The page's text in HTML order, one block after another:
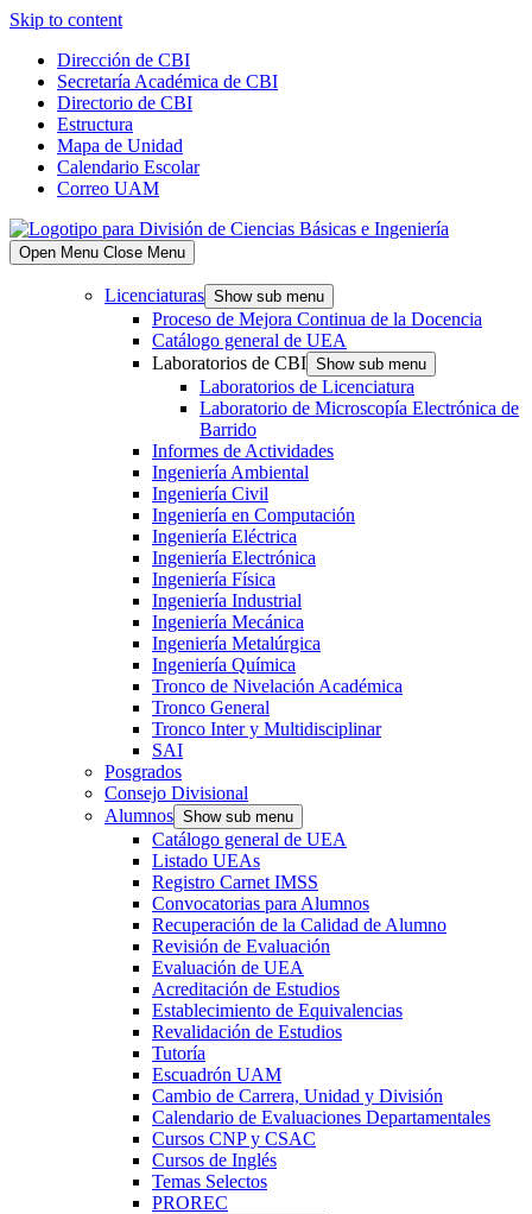
Skip to content
Dirección de CBI
Secretaría Académica de CBI
Directorio de CBI
Estructura
Mapa de Unidad
Calendario Escolar
Correo UAM
Open Menu Close Menu
Licenciaturas Show sub menu
Proceso de Mejora Continua de la Docencia
Catálogo general de UEA
Laboratorios de CBI Show sub menu
Laboratorios de Licenciatura
Laboratorio de Microscopía Electrónica de
Barrido
Informes de Actividades
Ingeniería Ambiental
Ingeniería Civil
Ingeniería en Computación
Ingeniería Eléctrica
Ingeniería Electrónica
Ingeniería Física
Ingeniería Industrial
Ingeniería Mecánica
Ingeniería Metalúrgica
Ingeniería Química
Tronco de Nivelación Académica
Tronco General
Tronco Inter y Multidisciplinar
SAI
Posgrados
Consejo Divisional
Alumnos Show sub menu
Catálogo general de UEA
Listado UEAs
Registro Carnet IMSS
Convocatorias para Alumnos
Recuperación de la Calidad de Alumno
Revisión de Evaluación
Evaluación de UEA
Acreditación de Estudios
Establecimiento de Equivalencias
Revalidación de Estudios
Tutoría
Escuadrón UAM
Cambio de Carrera, Unidad y División
Calendario de Evaluaciones Departamentales
Cursos CNP y CSAC
Cursos de Inglés
Temas Selectos
PROREC